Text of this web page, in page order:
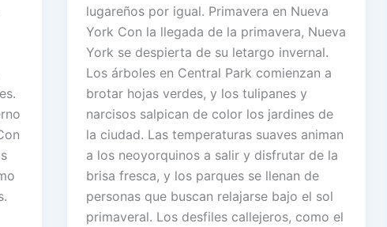
lugareños por igual. Primavera en Nueva
York Con la llegada de la primavera, Nueva
York se despierta de su letargo invernal.
Los árboles en Central Park comienzan a
brotar hojas verdes, y los tulipanes y
narcisos salpican de color los jardines de
la ciudad. Las temperaturas suaves animan
a los neoyorquinos a salir y disfrutar de la
brisa fresca, y los parques se llenan de
personas que buscan relajarse bajo el sol
primaveral. Los desfiles callejeros, como el